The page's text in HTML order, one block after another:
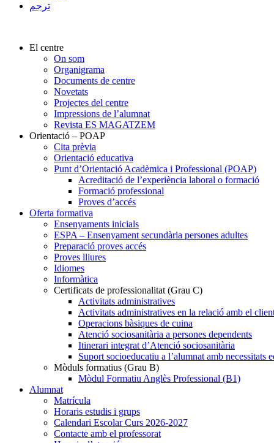
ترجم
El centre
On som
Organigrama
Documents de centre
Novetats
Projectes del centre
Impressions de l’alumnat
Revista ES MAGATZEM
Orientació – POAP
Cita prèvia
Orientació educativa
Punt d’Orientació Acadèmica i Professional (POAP)
Acreditació de l’experiència laboral o formació
Formació professional
Proves d’accés
Oferta formativa
Ensenyaments inicials
ESPA – Ensenyament secundària persones adultes
Preparació proves accés
Proves lliures
Idiomes
Informàtica
Certificats de professionalitat (Grau C)
Activitats administratives
Activitats administratives en la relació amb el
Operacions bàsiques de cuina
Atenció sociosanitària a persones dependents
Itinerari integrat d’Atenció sociosanitària
Suport socioeducatiu a l’alumnat amb necessitats
Mòduls formatius (Grau B)
Mòdul Formatiu Anglès Professional (B1)
Alumnat
Matrícula
Horaris estudis i grups
Calendari Escolar Curs 2026-2027
Contacte amb el professorat